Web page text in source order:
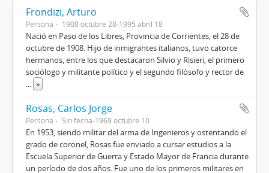
Frondizi, Arturo
Persona 1908 octubre 28-1995 abril 18
Nació en Paso de los Libres, Provincia de Corrientes, el 28 de
octubre de 1908. Hijo de inmigrantes italianos, tuvo catorce
hermanos, entre los que destacaron Silvio y Risieri, el primero
sociólogo y militante político y el segundo filósofo y rector de
... »
Rosas, Carlos Jorge
Persona Sin fecha-1969 octubre 10
En 1953, siendo militar del arma de Ingenieros y ostentando el
grado de coronel, Rosas fue enviado a cursar estudios a la
Escuela Superior de Guerra y Estado Mayor de Francia durante
un período de dos años. Fue uno de los primeros militares en